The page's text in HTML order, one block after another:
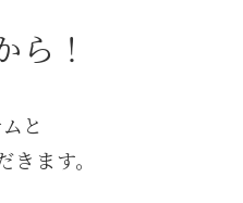
！
と
ます。